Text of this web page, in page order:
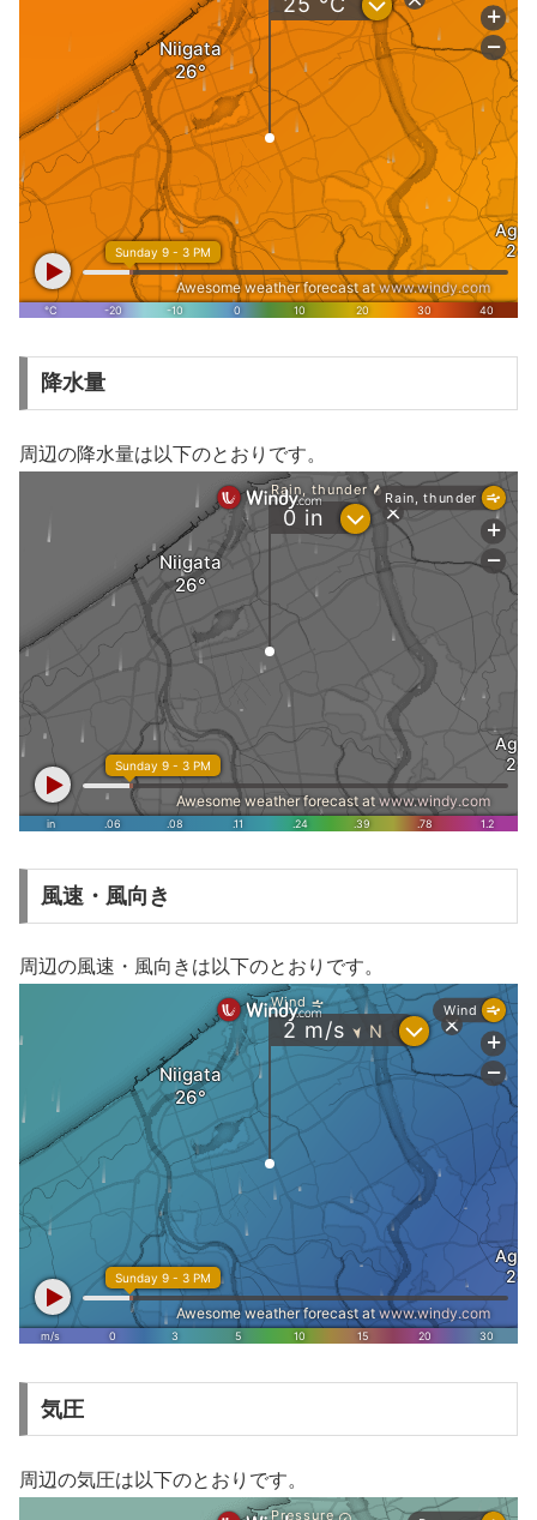
降水量
周辺の降水量は以下のとおりです。
風速・風向き
周辺の風速・風向きは以下のとおりです。
気圧
周辺の気圧は以下のとおりです。